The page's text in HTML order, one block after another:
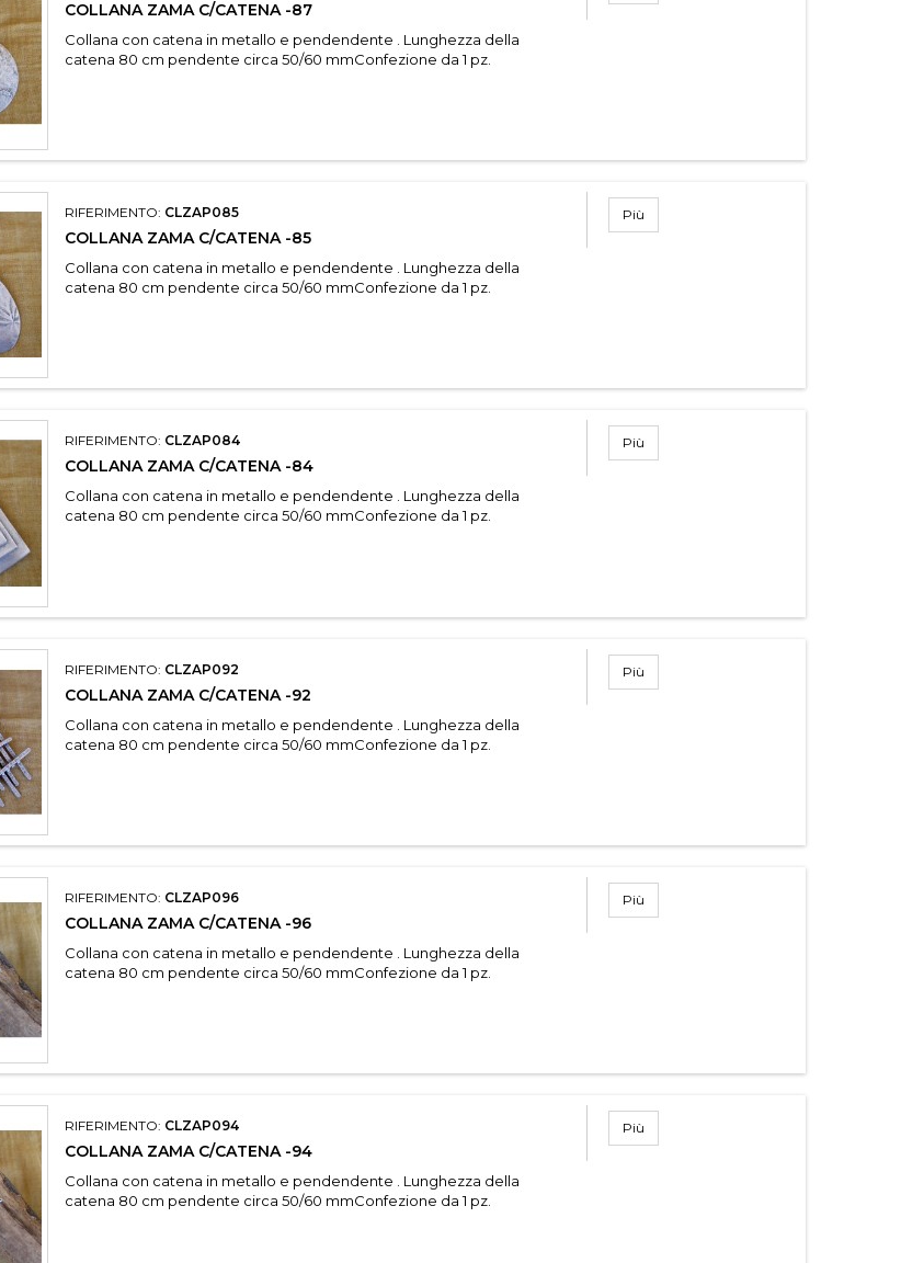
COLLANA ZAMA C/CATENA -87
Collana con catena in metallo e pendendente . Lunghezza della
catena 80 cm pendente circa 50/60 mmConfezione da 1 pz.
RIFERIMENTO: CLZAP085
COLLANA ZAMA C/CATENA -85
Collana con catena in metallo e pendendente . Lunghezza della
catena 80 cm pendente circa 50/60 mmConfezione da 1 pz.
Più
RIFERIMENTO: CLZAP084
COLLANA ZAMA C/CATENA -84
Collana con catena in metallo e pendendente . Lunghezza della
catena 80 cm pendente circa 50/60 mmConfezione da 1 pz.
Più
RIFERIMENTO: CLZAP092
COLLANA ZAMA C/CATENA -92
Collana con catena in metallo e pendendente . Lunghezza della
catena 80 cm pendente circa 50/60 mmConfezione da 1 pz.
Più
RIFERIMENTO: CLZAP096
COLLANA ZAMA C/CATENA -96
Collana con catena in metallo e pendendente . Lunghezza della
catena 80 cm pendente circa 50/60 mmConfezione da 1 pz.
Più
RIFERIMENTO: CLZAP094
COLLANA ZAMA C/CATENA -94
Collana con catena in metallo e pendendente . Lunghezza della
catena 80 cm pendente circa 50/60 mmConfezione da 1 pz.
Più